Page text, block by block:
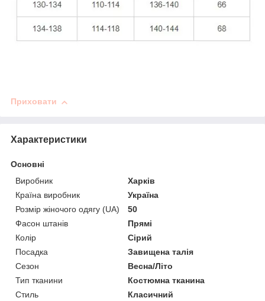
Приховати
Характеристики
Основні
Виробник
Харків
Країна виробник
Україна
Розмір жіночого одягу (UA)
50
Фасон штанів
Прямі
Колір
Сірий
Посадка
Завищена талія
Сезон
Весна/Літо
Тип тканини
Костюмна тканина
Стиль
Класичний